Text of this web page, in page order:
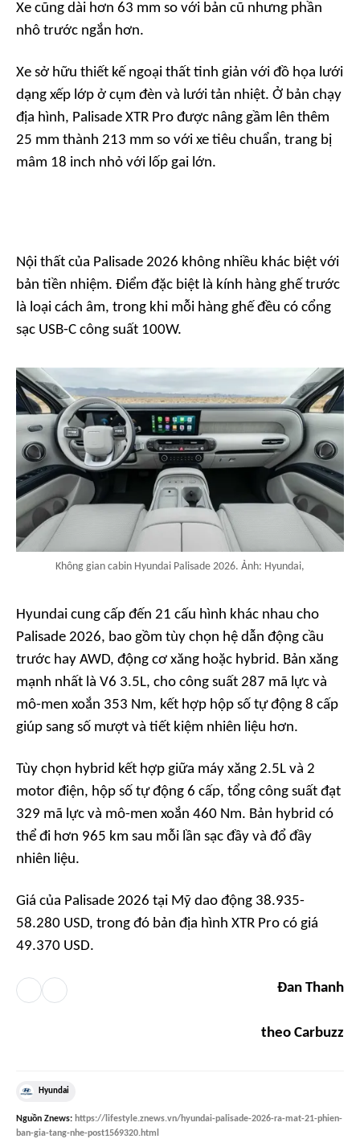
Xe cũng dài hơn 63 mm so với bản cũ nhưng phần
nhô trước ngắn hơn.
Xe sở hữu thiết kế ngoại thất tinh giản với đồ họa lưới
dạng xếp lớp ở cụm đèn và lưới tản nhiệt. Ở bản chạy
địa hình, Palisade XTR Pro được nâng gầm lên thêm
25 mm thành 213 mm so với xe tiêu chuẩn, trang bị
mâm 18 inch nhỏ với lốp gai lớn.
Nội thất của Palisade 2026 không nhiều khác biệt với
bản tiền nhiệm. Điểm đặc biệt là kính hàng ghế trước
là loại cách âm, trong khi mỗi hàng ghế đều có cổng
sạc USB-C công suất 100W.
Không gian cabin Hyundai Palisade 2026. Ảnh: Hyundai,
Hyundai cung cấp đến 21 cấu hình khác nhau cho
Palisade 2026, bao gồm tùy chọn hệ dẫn động cầu
trước hay AWD, động cơ xăng hoặc hybrid. Bản xăng
mạnh nhất là V6 3.5L, cho công suất 287 mã lực và
mô-men xoắn 353 Nm, kết hợp hộp số tự động 8 cấp
giúp sang số mượt và tiết kiệm nhiên liệu hơn.
Tùy chọn hybrid kết hợp giữa máy xăng 2.5L và 2
motor điện, hộp số tự động 6 cấp, tổng công suất đạt
329 mã lực và mô-men xoắn 460 Nm. Bản hybrid có
thể đi hơn 965 km sau mỗi lần sạc đầy và đổ đầy
nhiên liệu.
Giá của Palisade 2026 tại Mỹ dao động 38.935-
58.280 USD, trong đó bản địa hình XTR Pro có giá
49.370 USD.
Đan Thanh
theo Carbuzz
Hyundai
Nguồn Znews: https://lifestyle.znews.vn/hyundai-palisade-2026-ra-mat-21-phien-
ban-gia-tang-nhe-post1569320.html